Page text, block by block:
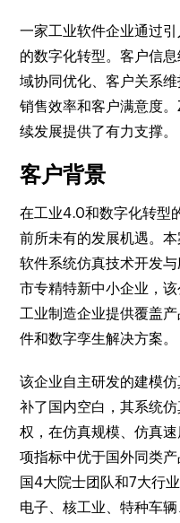
一家工业软件企业通过
的数字化转型。客户信
域协同优化、客户关系
销售效率和客户满意度
续发展提供了有力支撑。
客户背景
在工业4.0和数字化转型
前所未有的发展机遇。
软件系统仿真技术开发
市专精特新中小企业，
工业制造企业提供覆盖
件和数字孪生解决方案。
该企业自主研发的建模
补了国内空白，其系统
权，在仿真规模、仿真
项指标中优于国外同类
国4大院士团队和7大行
电子、核工业、特种车